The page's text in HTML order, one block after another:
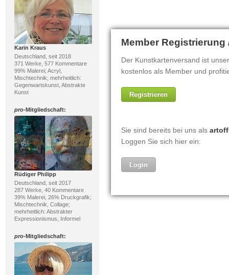
Karin Kraus
Deutschland, seit 2018
371 Werke, 577 Kommentare
99% Malerei; Acryl,
Mischtechnik; mehrheitlich:
Gegenwartskunst, Abstrakte
Kunst
pro-Mitgliedschaft:
Rüdiger Philipp
Deutschland, seit 2017
287 Werke, 40 Kommentare
39% Malerei, 26% Druckgrafik;
Mischtechnik, Collage;
mehrheitlich: Abstrakter
Expressionismus, Informel
pro-Mitgliedschaft: